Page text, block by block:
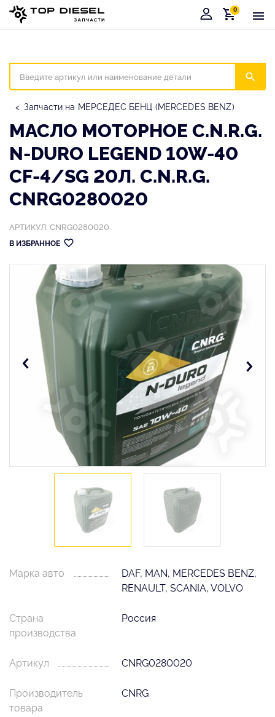
Корзина
0
Запчасти на МЕРСЕДЕС БЕНЦ (MERCEDES BENZ)
МАСЛО МОТОРНОЕ C.N.R.G.
N-DURO LEGEND 10W-40
CF-4/SG 20Л. C.N.R.G.
CNRG0280020
АРТИКУЛ: CNRG0280020
В ИЗБРАННОЕ
Марка авто
DAF, MAN, MERCEDES BENZ,
RENAULT, SCANIA, VOLVO
Страна
производства
Россия
Артикул CNRG0280020
Производитель
товара
CNRG